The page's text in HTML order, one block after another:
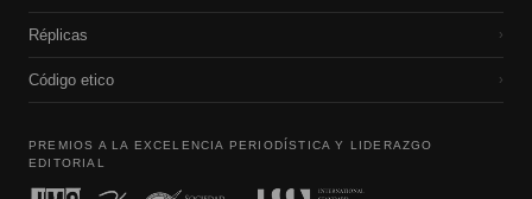
Réplicas ›
Código etico ›
PREMIOS A LA EXCELENCIA PERIODÍSTICA Y LIDERAZGO
EDITORIAL